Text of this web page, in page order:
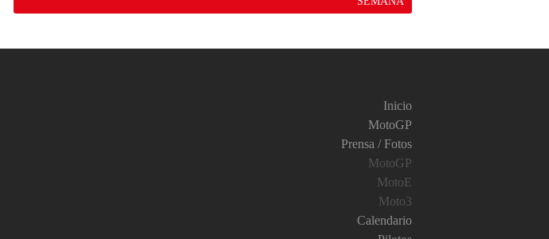
Inicio
MotoGP
Prensa / Fotos
MotoGP
MotoE
Moto3
Calendario